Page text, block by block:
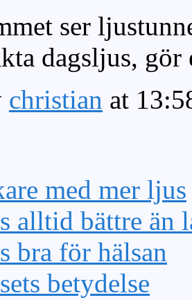
ser
dagsljus,
christian at
med mer ljus
alltid bättre än
bra för hälsan
betydelse